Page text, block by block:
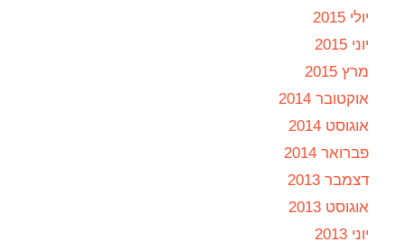
יולי 2015
יוני 2015
מרץ 2015
אוקטובר 2014
אוגוסט 2014
פברואר 2014
דצמבר 2013
אוגוסט 2013
יוני 2013